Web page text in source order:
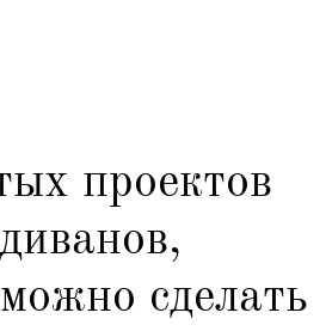
проектов
сделать